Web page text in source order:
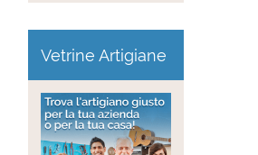
Vetrine Artigiane